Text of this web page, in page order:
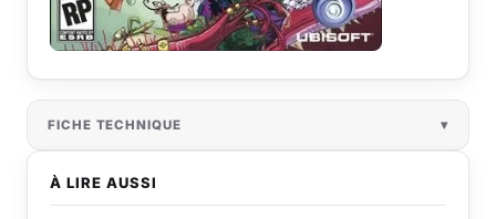
À LIRE AUSSI
FICHE TECHNIQUE